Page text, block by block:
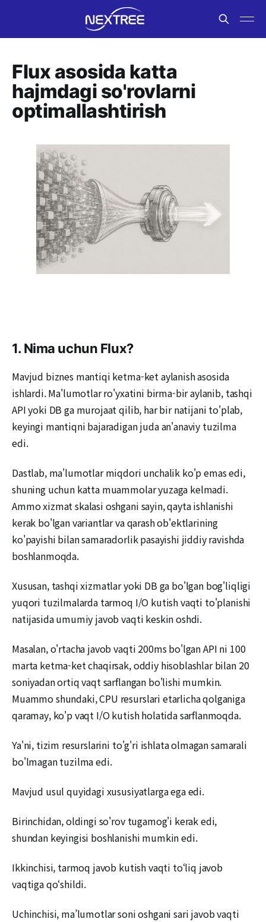
Flux asosida katta
hajmdagi so'rovlarni
optimallashtirish
1. Nima uchun Flux?
Mavjud biznes mantiqi ketma-ket aylanish asosida
ishlardi. Ma'lumotlar ro'yxatini birma-bir aylanib, tashqi
API yoki DB ga murojaat qilib, har bir natijani to'plab,
keyingi mantiqni bajaradigan juda an'anaviy tuzilma
edi.
Dastlab, ma'lumotlar miqdori unchalik ko'p emas edi,
shuning uchun katta muammolar yuzaga kelmadi.
Ammo xizmat skalasi oshgani sayin, qayta ishlanishi
kerak bo'lgan variantlar va qarash ob'ektlarining
ko'payishi bilan samaradorlik pasayishi jiddiy ravishda
boshlanmoqda.
Xususan, tashqi xizmatlar yoki DB ga bo'lgan bog'liqligi
yuqori tuzilmalarda tarmoq I/O kutish vaqti to'planishi
natijasida umumiy javob vaqti keskin oshdi.
Masalan, o'rtacha javob vaqti 200ms bo'lgan API ni 100
marta ketma-ket chaqirsak, oddiy hisoblashlar bilan 20
soniyadan ortiq vaqt sarflangan bo'lishi mumkin.
Muammo shundaki, CPU resurslari etarlicha qolganiga
qaramay, ko'p vaqt I/O kutish holatida sarflanmoqda.
Ya'ni, tizim resurslarini to'g'ri ishlata olmagan samarali
bo'lmagan tuzilma edi.
Mavjud usul quyidagi xususiyatlarga ega edi.
Birinchidan, oldingi so'rov tugamog'i kerak edi,
shundan keyingisi boshlanishi mumkin edi.
Ikkinchisi, tarmoq javob kutish vaqti to‘liq javob
vaqtiga qo‘shildi.
Uchinchisi, ma’lumotlar soni oshgani sari javob vaqti